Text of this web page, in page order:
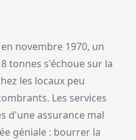
novembre 1970, un
tonnes s'échoue sur la
les locaux peu
Les services
d'une assurance mal
géniale : bourrer la